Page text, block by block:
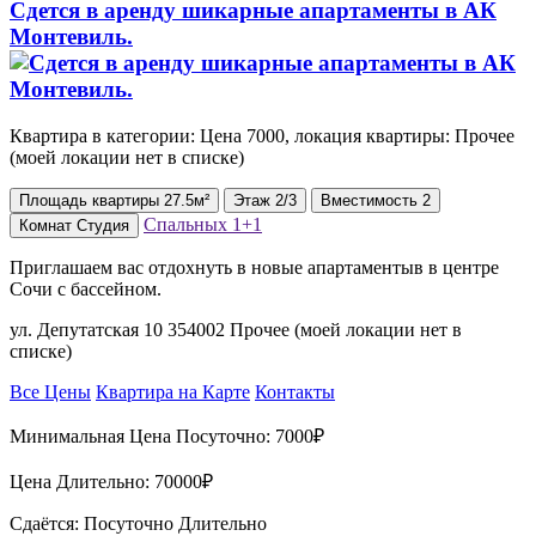
Сдется в аренду шикарные апартаменты в АК
Монтевиль.
Квартира в категории: Цена 7000, локация квартиры: Прочее
(моей локации нет в списке)
Площадь квартиры 27.5м² Этаж 2/3 Вместимость 2
Комнат Студия Спальных 1+1
Приглашаем вас отдохнуть в новые апартаментыв в центре
Сочи с бассейном.
ул. Депутатская 10 354002 Прочее (моей локации нет в
списке)
Все Цены Квартира на Карте Контакты
Минимальная Цена Посуточно: 7000₽
Цена Длительно: 70000₽
Сдаётся: Посуточно Длительно